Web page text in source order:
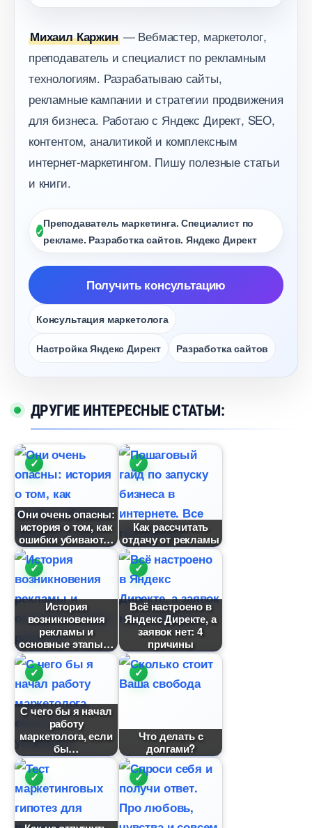
Михаил Каржин— Вебмастер, маркетолог,
преподаватель и специалист по рекламным
технологиям. Разрабатываю сайты,
рекламные кампании и стратегии продвижения
для бизнеса. Работаю с Яндекс Директ, SEO,
контентом, аналитикой и комплексным
интернет-маркетингом. Пишу полезные статьи
и книги.
Преподаватель маркетинга. Специалист по
рекламе. Разработка сайтов. Яндекс Директ
Получить консультацию
Консультация маркетолога
Настройка Яндекс Директ Разработка сайто
ДРУГИЕ ИНТЕРЕСНЫЕ СТАТЬИ:
Они очень опасны:
история о том, как
ошибки убивают
Как рассчитать
отдачу от рекламы
История
озникновения
рекламы и
основные этапы
сё настроено
Яндекс Директе, а
заявок нет: 4
причины
С чего бы я начал
работу
маркетолога, если
ы
Что делать с
долгами?